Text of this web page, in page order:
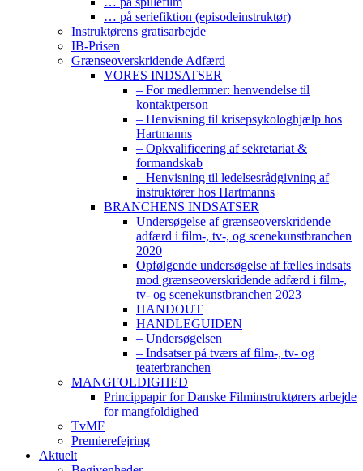
… på seriefiktion (episodeinstruktør)
Instruktørens gratisarbejde
IB-Prisen
Grænseoverskridende Adfærd
VORES INDSATSER
– For medlemmer: henvendelse til
kontaktperson
– Henvisning til krisepsykologhjælp hos
Hartmanns
– Opkvalificering af sekretariat &
formandskab
– Henvisning til ledelsesrådgivning af
instruktører hos Hartmanns
BRANCHENS INDSATSER
Undersøgelse af grænseoverskridende
adfærd i film-, tv-, og scenekunstbranchen
2020
Opfølgende undersøgelse af fælles indsats
mod grænseoverskridende adfærd i film-,
tv- og scenekunstbranchen 2023
HANDOUT
HANDLEGUIDEN
– Undersøgelsen
– Indsatser på tværs af film-, tv- og
teaterbranchen
MANGFOLDIGHED
Princippapir for Danske Filminstruktørers arbejde
for mangfoldighed
TvMF
Premierefejring
Aktuelt